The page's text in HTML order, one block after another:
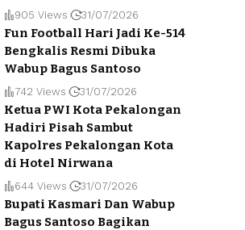
905 Views 31/07/2026
Fun Football Hari Jadi Ke-514
Bengkalis Resmi Dibuka
Wabup Bagus Santoso
742 Views 31/07/2026
Ketua PWI Kota Pekalongan
Hadiri Pisah Sambut
Kapolres Pekalongan Kota
di Hotel Nirwana
644 Views 31/07/2026
Bupati Kasmari Dan Wabup
Bagus Santoso Bagikan